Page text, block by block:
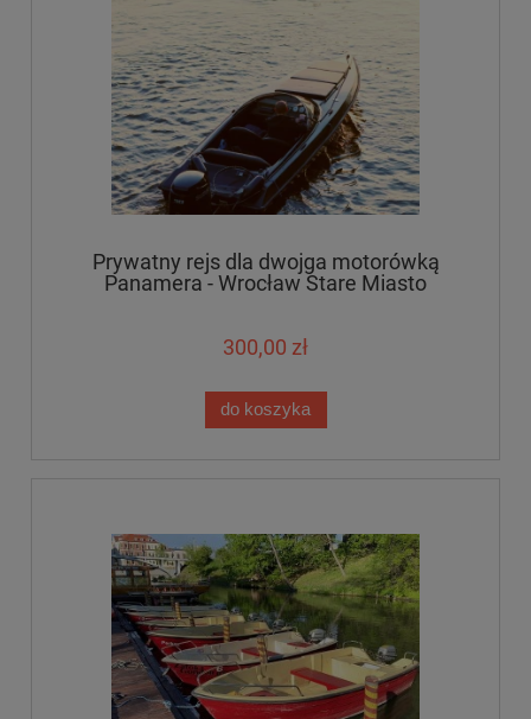
Prywatny rejs dla dwojga motorówką
Panamera - Wrocław Stare Miasto
300,00 zł
do koszyka